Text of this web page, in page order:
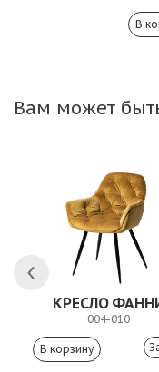
Вам может
КРЕСЛО
004-010